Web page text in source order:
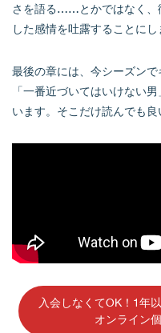
さを語る……とかではなく、
した感情を吐露することにし
最後の章には、今シーズン
「一番近づいてはいけない
います。そこだけ読んでも良
入会しなくてOK！1年
オンライン